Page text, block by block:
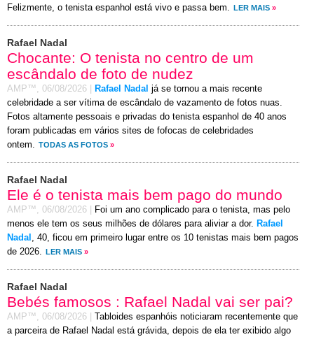
Felizmente, o tenista espanhol está vivo e passa bem. LER MAIS »
Rafael Nadal
Chocante: O tenista no centro de um
escândalo de foto de nudez
AMP™, 06/08/2026 Rafael Nadal já se tornou a mais recente
celebridade a ser vítima de escândalo de vazamento de fotos nuas.
Fotos altamente pessoais e privadas do tenista espanhol de 40 anos
foram publicadas em vários sites de fofocas de celebridades
ontem. TODAS AS FOTOS »
Rafael Nadal
Ele é o tenista mais bem pago do mundo
AMP™, 06/08/2026
Foi um ano complicado para o tenista, mas pelo
menos ele tem os seus milhões de dólares para aliviar a dor. Rafael
Nadal , 40, ficou em primeiro lugar entre os 10 tenistas mais bem pagos
de 2026.
LER MAIS »
Rafael Nadal
Bebés famosos : Rafael Nadal vai ser pai?
AMP™, 06/08/2026
Tabloides espanhóis noticiaram recentemente que
a parceira de Rafael Nadal está grávida, depois de ela ter exibido algo